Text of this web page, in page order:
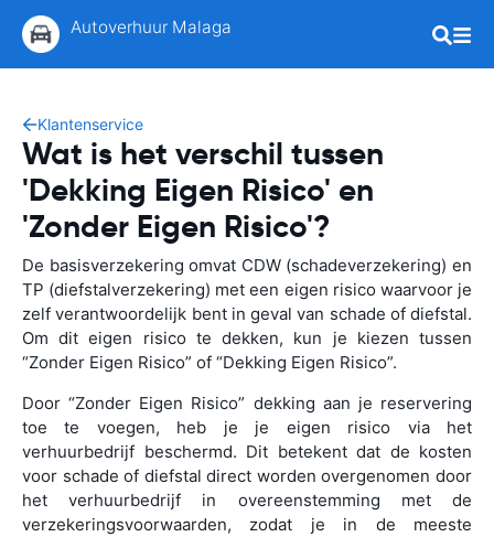
Autoverhuur Malaga
Klantenservice
Wat is het verschil tussen
'Dekking Eigen Risico' en
'Zonder Eigen Risico'?
De basisverzekering omvat CDW (schadeverzekering) en
TP (diefstalverzekering) met een eigen risico waarvoor je
zelf verantwoordelijk bent in geval van schade of diefstal.
Om dit eigen risico te dekken, kun je kiezen tussen
“Zonder Eigen Risico” of “Dekking Eigen Risico”.
Door “Zonder Eigen Risico” dekking aan je reservering
toe te voegen, heb je je eigen risico via het
verhuurbedrijf beschermd. Dit betekent dat de kosten
voor schade of diefstal direct worden overgenomen door
het verhuurbedrijf in overeenstemming met de
verzekeringsvoorwaarden, zodat je in de meeste